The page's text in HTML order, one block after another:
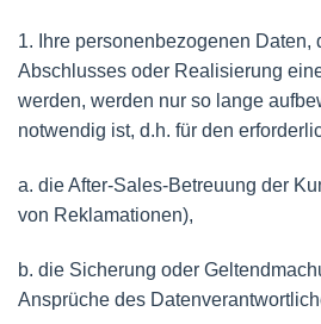
1. Ihre personenbezogenen Daten,
Abschlusses oder Realisierung
werden, werden nur so lange
notwendig ist, d.h. für den
a. die After-Sales-Betreuung der
von Reklamationen),
b. die Sicherung oder
Ansprüche des